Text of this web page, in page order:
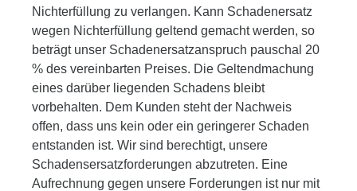
Nichterfüllung zu verlangen. Kann Schadenersatz
wegen Nichterfüllung geltend gemacht werden, so
beträgt unser Schadenersatzanspruch pauschal 20
% des vereinbarten Preises. Die Geltendmachung
eines darüber liegenden Schadens bleibt
vorbehalten. Dem Kunden steht der Nachweis
offen, dass uns kein oder ein geringerer Schaden
entstanden ist. Wir sind berechtigt, unsere
Schadensersatzforderungen abzutreten. Eine
Aufrechnung gegen unsere Forderungen ist nur mit